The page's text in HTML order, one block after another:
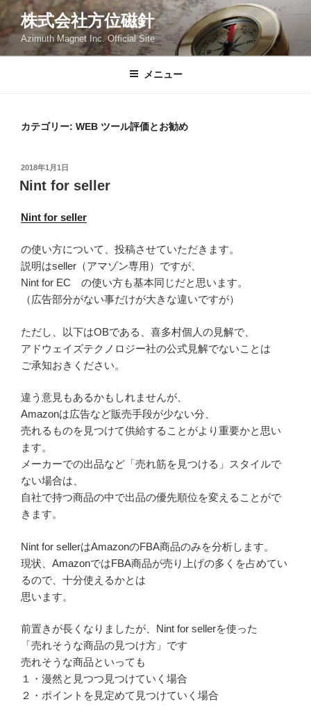
ン
テ
ン
株式会社方位磁針
Azimuth Magnet Inc. Official Site
メニュー
カテゴリー: WEB ツール評価とお勧め
投
稿
日:
2018年1月1日
Nint for seller
Nint for seller
の使い方について、投稿させていただきます。
説明はseller（アマゾン専用）ですが、
Nint for EC の使い方も基本同じだと思います。
（広告部分がない事だけが大きな違いですが）
ただし、以下はOBである、喜多村個人の見解で、
アドウェイズテクノロジー社の公式見解でないことは
ご承知おきください。
違う意見もあるかもしれませんが、
Amazonは広告など販売手段が少ない分、
売れるものを見つけて供給することがより重要かと思い
ます。
メーカーでの出品など「売れ筋を見つける」スタイルで
ない場合は、
自社で持つ商品の中で出品の優先順位を変えることがで
きます。
Nint for sellerはAmazonのFBA商品のみを分析します。
現状、AmazonではFBA商品が売り上げの多くを占めてい
るので、十分使えるかとは
思います。
前置きが長くなりましたが、Nint for sellerを使った
「売れそうな商品の見つけ方」です
売れそうな商品といっても
１・漫然と見つつ見つけていく場合
２・ポイントを見定めて見つけていく場合